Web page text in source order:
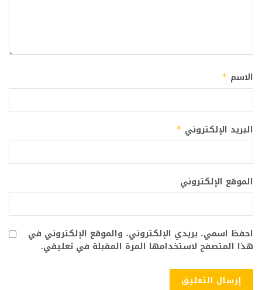
الاسم *
البريد الإلكتروني *
الموقع الإلكتروني
احفظ اسمي، بريدي الإلكتروني، والموقع الإلكتروني في
هذا المتصفح لاستخدامها المرة المقبلة في تعليقي.